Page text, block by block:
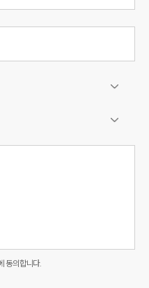
동의합니다.